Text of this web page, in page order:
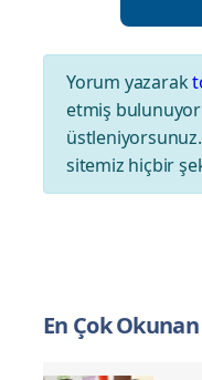
Yorum yazarak
etmiş
sitemiz hiçbir
En Çok